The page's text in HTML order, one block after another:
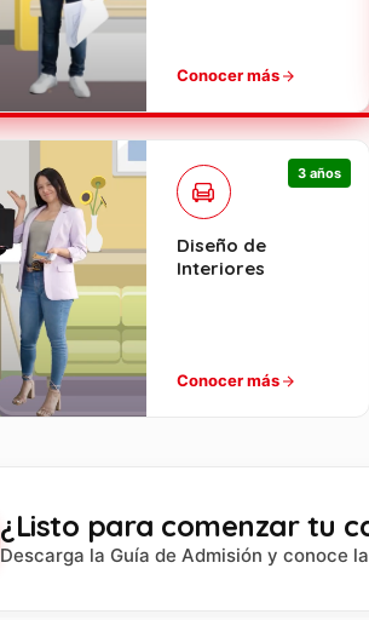
Conocer más
3 años
Diseño de
Interiores
Conocer más
¿Listo para comenzar tu
Descarga la Guía de Admisión y conoce